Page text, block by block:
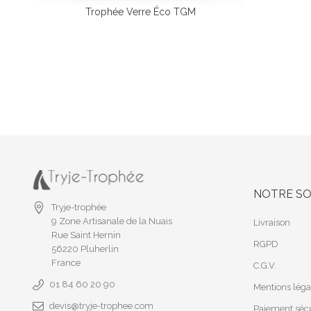
Trophée Verre Éco TGM
Tryje-trophée
9 Zone Artisanale de la Nuais
Rue Saint Hernin
56220 Pluherlin
France
01 84 60 20 90
devis@tryje-trophee.com
NOTRE
Livraison
RGPD
C.G.V.
Mentions
Paiement